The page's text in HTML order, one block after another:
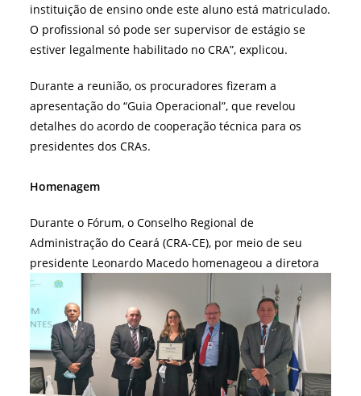
instituição de ensino onde este aluno está matriculado.
O profissional só pode ser supervisor de estágio se
estiver legalmente habilitado no CRA”, explicou.
Durante a reunião, os procuradores fizeram a
apresentação do “Guia Operacional”, que revelou
detalhes do acordo de cooperação técnica para os
presidentes dos CRAs.
Homenagem
Durante o Fórum, o Conselho Regional de
Administração do Ceará (CRA-CE), por meio de seu
presidente Leonardo Macedo homenageou a diretora